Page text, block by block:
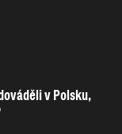
v Polsku,